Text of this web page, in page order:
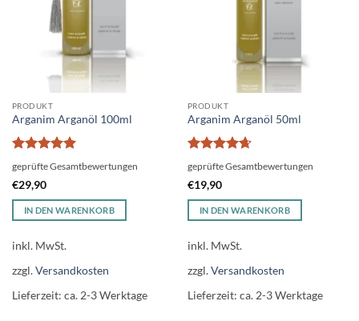
PRODUKT
Arganim Arganöl 100ml
Bewertet
mit
5
geprüfte Gesamtbewertungen
€29,90
IN DEN WARENKORB
inkl. MwSt.
zzgl.Versandkosten
Lieferzeit: ca. 2-3 Werktage
PRODUKT
Arganim Arganöl 50ml
Bewertet
mit
von 5
geprüfte Gesamtbewertungen
€19,90
IN DEN WARENKORB
inkl. MwSt.
zzgl.Versandkosten
Lieferzeit: ca. 2-3 Werktage